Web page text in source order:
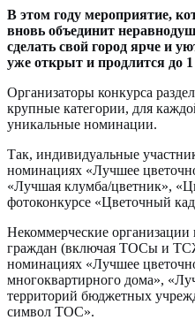
В этом году мероприятие,
вновь объединит
сделать свой город ярче и
уже открыт и продлится до 1
Организаторы конкурса
крупные категории, для
уникальные номинации.
Так, индивидуальные
номинациях «Лучшее
«Лучшая клумба/цветник»,
фотоконкурсе «Цветочный
Некоммерческие организации
граждан (включая ТОСы и
номинациях «Лучшее
многоквартирного дома»,
территорий бюджетных
символ ТОС».